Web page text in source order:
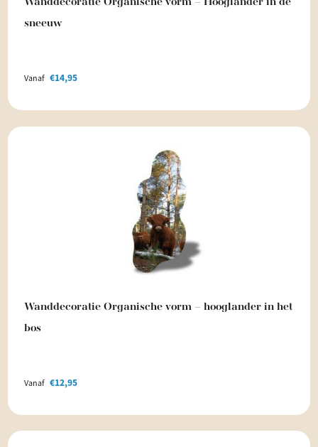
Wanddecoratie Organische vorm – Hooglander in de
sneeuw
Vanaf €14,95
Wanddecoratie Organische vorm – hooglander in het
bos
Vanaf €12,95